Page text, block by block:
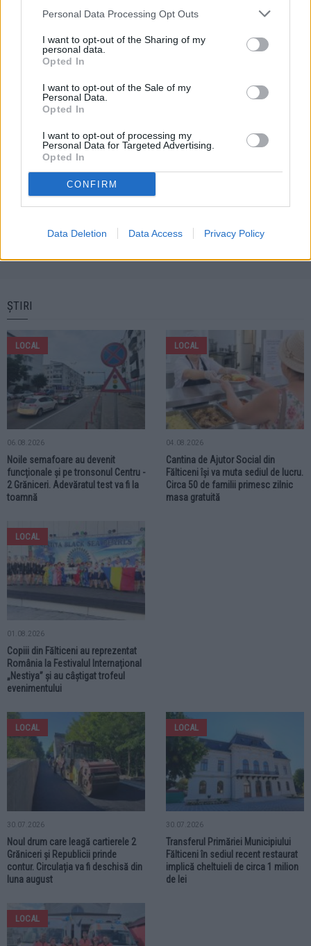
Personal Data Processing Opt Outs
I want to opt-out of the Sharing of my
personal data.
Opted In
I want to opt-out of the Sale of my
Personal Data.
Opted In
I want to opt-out of processing my
Personal Data for Targeted Advertising.
Opted In
CONFIRM
Data Deletion Data Access Privacy Policy
NEXT ARTICLE
Deschiderea este prevăzută pentru finalul acestui an
PREVIOUS ARTICLE
Șoferii fac slalom pe strada Tudor Vladimirescu.
denivelări
Andrei APOSTOL
ȘTIRI
LOCAL
06.08.2026
Noile semafoare au devenit
funcționale și pe tronsonul Centru -
2 Grăniceri. Adevăratul test va fi la
toamnă
LOCAL
04.08.2026
Cantina de Ajutor Social din
Fălticeni își va muta sediul de lucru.
Circa 50 de familii primesc zilnic
masa gratuită
LOCAL
01.08.2026
Copiii din Fălticeni au reprezentat
România la Festivalul Internațional
„Nestiya” și au câștigat trofeul
evenimentului
LOCAL
30.07.2026
Noul drum care leagă cartierele 2
Grăniceri și Republicii prinde
contur. Circulația va fi deschisă din
luna august
LOCAL
30.07.2026
Transferul Primăriei Municipiului
Fălticeni în sediul recent restaurat
implică cheltuieli de circa 1 milion
de lei
LOCAL